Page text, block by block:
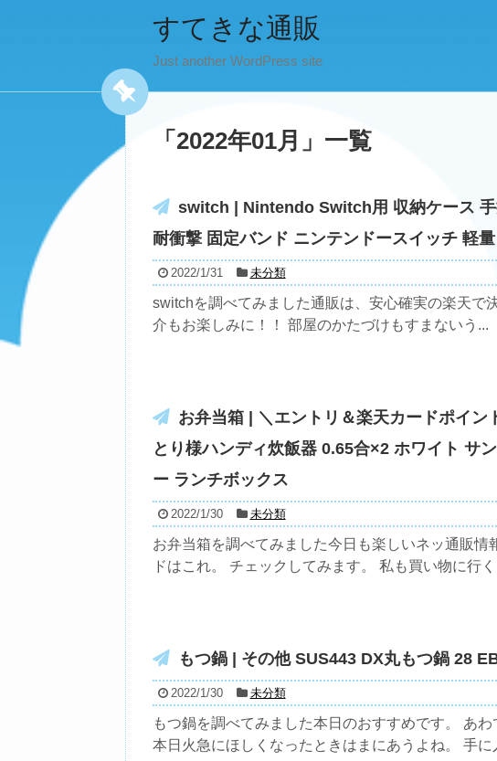
すてきな通販
Just another WordPress site
「 2022年01月 」 一覧
switch | Nintendo Switch用 収納ケース
耐衝撃 固定バンド ニンテンドースイッチ 軽
2022/1/31 未分類
switchを調べてみました通販は、安心確実の楽天で
介もお楽しみに！！ 部屋のかたづけもすまないう...
お弁当箱 | ＼エントリ＆楽天カードポイ
とり様ハンディ炊飯器 0.65合×2 ホワイト サ
ー ランチボックス
2022/1/30 未分類
お弁当箱を調べてみました今日も楽しいネッ通販
ドはこれ。 チェックしてみます。 私も買い物に行
もつ鍋 | その他 SUS443 DX丸もつ鍋 28
2022/1/30 未分類
もつ鍋を調べてみました本日のおすすめです。 あ
本日火急にほしくなったときはまにあうよね。 手に